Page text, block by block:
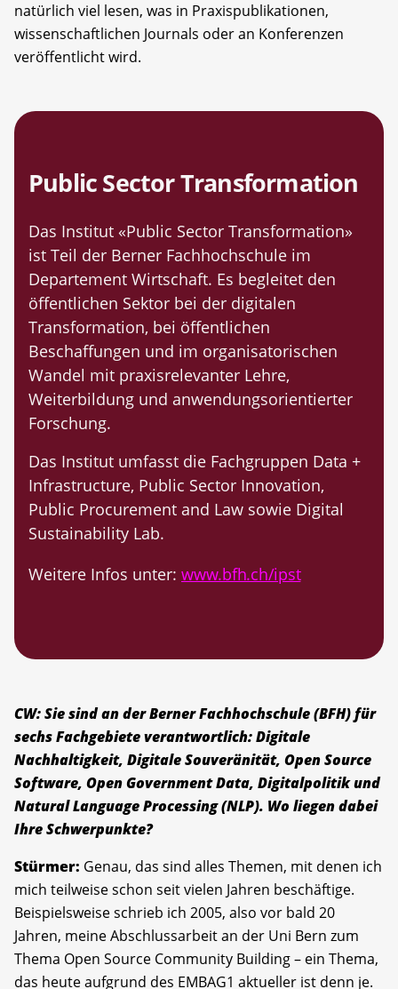
natürlich viel lesen, was in Praxispublikationen,
wissenschaftlichen Journals oder an Konferenzen
veröffentlicht wird.
Public Sector Transformation
Das Institut «Public Sector Transformati­on»
ist Teil der Berner Fachhochschule im
Departement Wirtschaft. Es begleitet den
öffentlichen Sektor bei der digitalen
Transformation, bei öffentlichen
Beschaffungen und im organisatorischen
Wandel mit praxisrelevanter Lehre,
Weiterbildung und anwendungsorientierter
Forschung.
Das Institut umfasst die Fachgruppen Data +
Infrastructure, Public Sector Innovation,
Public Procurement and Law sowie Digital
Sustainability Lab.
Weitere Infos unter: www.bfh.ch/ipst
CW: Sie sind an der Berner Fachhochschule (BFH) für
sechs Fachgebiete verantwortlich: Digitale
Nachhaltigkeit, Digitale Souveränität, Open Source
Software, Open Government Data, Digitalpolitik und
Natural Language Processing (NLP). Wo liegen dabei
Ihre Schwerpunkte?
Stürmer: Genau, das sind alles Themen, mit denen ich
mich teilweise schon seit vielen Jahren beschäftige.
Beispielsweise schrieb ich 2005, also vor bald 20
Jahren, meine Abschlussarbeit an der Uni Bern zum
Thema Open Source Community Building – ein Thema,
das heute aufgrund des EMBAG1 aktueller ist denn je.